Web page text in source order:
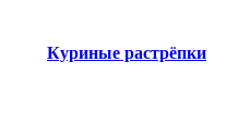
Куриные растрёпки